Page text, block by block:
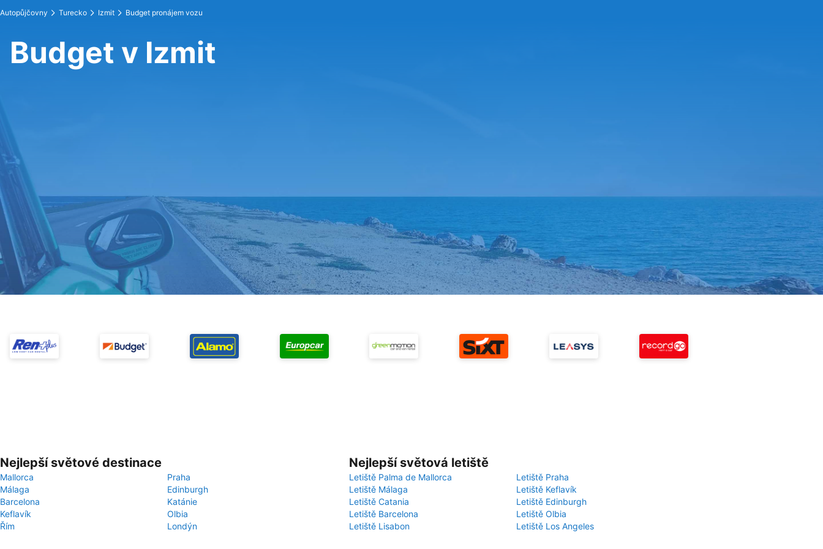
Autopůjčovny Turecko Izmit Budget pronájem vozu
Budget v Izmit
Nejlepší světové destinace
Mallorca
Praha
Málaga
Edinburgh
Barcelona
Katánie
Keflavík
Olbia
Řím
Londýn
Nejlepší světová letiště
Letiště Palma de Mallorca
Letiště Praha
Letiště Málaga
Letiště Keflavík
Letiště Catania
Letiště Edinburgh
Letiště Barcelona
Letiště Olbia
Letiště Lisabon
Letiště Los Angeles